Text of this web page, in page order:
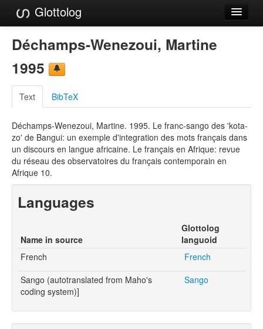
Glottolog
Languages
Families
Language Search
References
Reference Search
GlottoScope
About
Déchamps-Wenezoui, Martine
1995
Text BibTeX
Déchamps-Wenezoui, Martine. 1995. Le franc-sango des 'kota-
zo' de Bangui: un exemple d'integration des mots français dans
un discours en langue africaine. Le français en Afrique: revue
du réseau des observatoires du français contemporain en
Afrique 10.
Languages
Name in source
Glottolog
languoid
French
French
Sango (autotranslated from Maho's
coding system)]
Sango